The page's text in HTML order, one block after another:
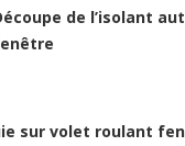
de l’isolant
sur volet roulant